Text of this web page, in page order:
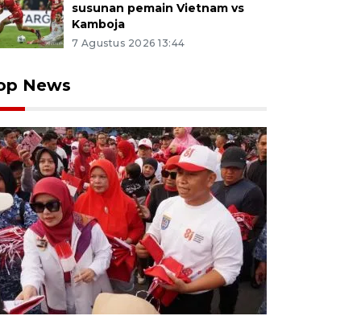
susunan pemain Vietnam vs
Kamboja
7 Agustus 2026 13:44
News